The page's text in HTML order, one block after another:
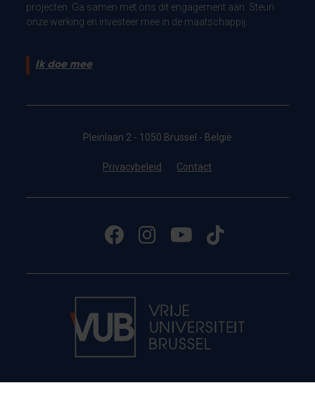
projecten. Ga samen met ons dit engagement aan. Steun
onze werking en investeer mee in de maatschappij.
Ik doe mee
Pleinlaan 2 - 1050 Brussel - België
Privacybeleid Contact